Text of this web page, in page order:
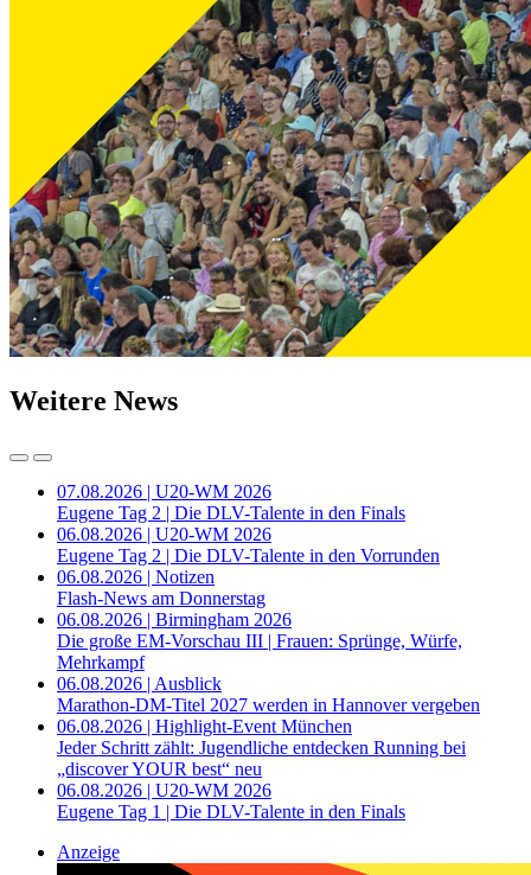
Weitere News
07.08.2026 | U20-WM 2026
Eugene Tag 2 | Die DLV-Talente in den Finals
06.08.2026 | U20-WM 2026
Eugene Tag 2 | Die DLV-Talente in den Vorrunden
06.08.2026 | Notizen
Flash-News am Donnerstag
06.08.2026 | Birmingham 2026
Die große EM-Vorschau III | Frauen: Sprünge, Würfe,
Mehrkampf
06.08.2026 | Ausblick
Marathon-DM-Titel 2027 werden in Hannover vergeben
06.08.2026 | Highlight-Event München
Jeder Schritt zählt: Jugendliche entdecken Running bei
„discover YOUR best“ neu
06.08.2026 | U20-WM 2026
Eugene Tag 1 | Die DLV-Talente in den Finals
Anzeige